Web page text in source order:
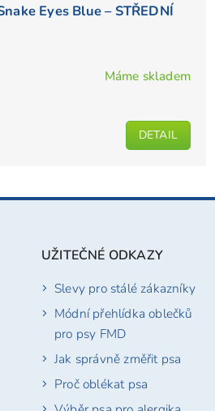
Eyes Blue – STŘEDNÍ
Máme skladem
DETAIL
UŽITEČNÉ ODKAZY
Slevy pro stálé zákazníky
Módní přehlídka oblečků
pro psy FMD
Jak správně změřit psa
Proč oblékat psa